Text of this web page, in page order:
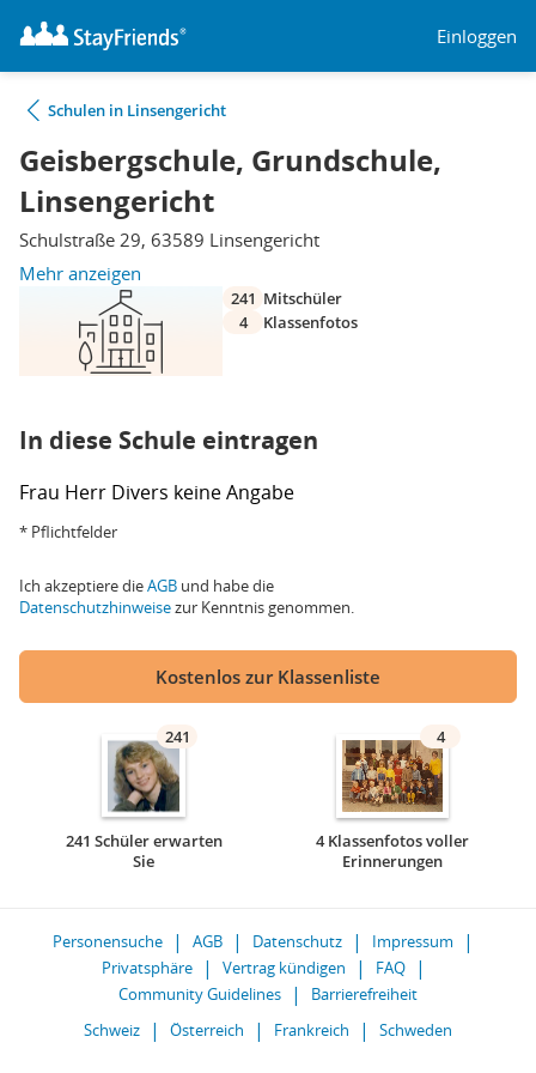
Einloggen
Schulen in Linsengericht
Geisbergschule, Grundschule,
Linsengericht
Schulstraße 29, 63589 Linsengericht
Mehr anzeigen
241 Mitschüler
4
Klassenfotos
In diese Schule eintragen
Frau Herr Divers keine Angabe
* Pflichtfelder
Ich akzeptiere dieAGB und habe die
Datenschutzhinweisezur Kenntnis genommen.
Kostenlos zur Klassenliste
241
241 Schüler erwarten
Sie
4
4 Klassenfotos voller
Erinnerungen
Personensuche AGB Datenschutz
Impressum
Privatsphäre
Vertrag kündigen
FAQ
Community Guidelines
Barrierefreiheit
Schweiz
Österreich Frankreich Schweden